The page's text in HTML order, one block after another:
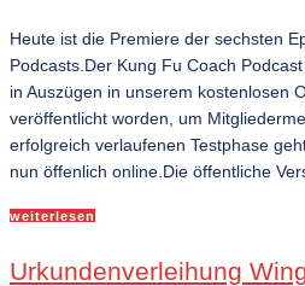
Heute ist die Premiere der sechsten
Podcasts.Der Kung Fu Coach
in Auszügen in unserem kostenlosen
veröffentlicht worden, um
erfolgreich verlaufenen Testphase
nun öffenlich online.Die öffentliche
weiterlesen
Urkundenverleihung